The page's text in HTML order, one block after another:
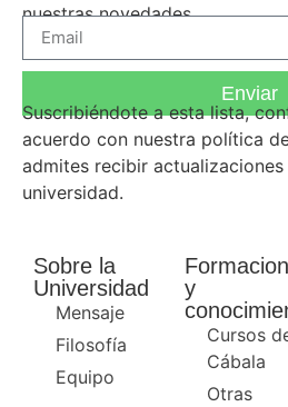
nuestras novedades.
Enviar
Suscribiéndote a esta lista,
acuerdo con nuestra política
admites recibir
universidad.
Sobre la
Universidad
Mensaje
Filosofía
Equipo
y
Cursos
Cábala
Otras